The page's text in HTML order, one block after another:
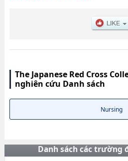
The Japanese Red Cross
nghiên cứu Danh sách
Nursing
Danh sách các trường